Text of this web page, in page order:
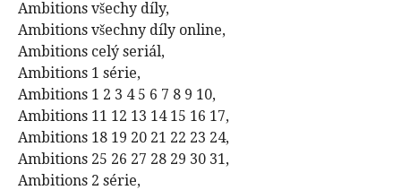
Ambitions všechy díly,
Ambitions všechny díly online,
Ambitions celý seriál,
Ambitions 1 série,
Ambitions 1 2 3 4 5 6 7 8 9 10,
Ambitions 11 12 13 14 15 16 17,
Ambitions 18 19 20 21 22 23 24,
Ambitions 25 26 27 28 29 30 31,
Ambitions 2 série,